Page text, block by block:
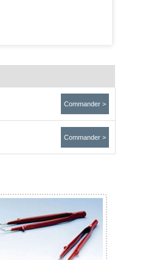
Commander >
Commander >